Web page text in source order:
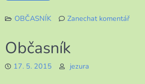
OBČASNÍK
Zanechat komentář
Občasník
17. 5. 2015 jezura